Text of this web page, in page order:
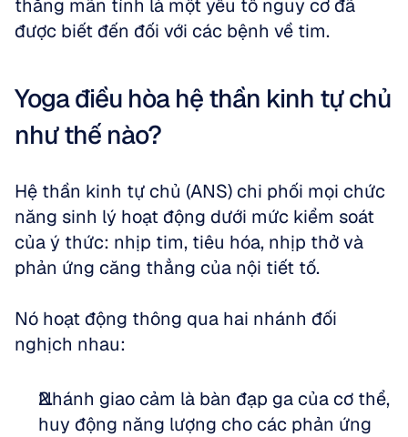
thẳng mãn tính là một yếu tố nguy cơ đã
được biết đến đối với các bệnh về tim.
Yoga điều hòa hệ thần kinh tự chủ
như thế nào?
Hệ thần kinh tự chủ (ANS) chi phối mọi chức
năng sinh lý hoạt động dưới mức kiểm soát
của ý thức: nhịp tim, tiêu hóa, nhịp thở và
phản ứng căng thẳng của nội tiết tố.
Nó hoạt động thông qua hai nhánh đối
nghịch nhau:
Nhánh giao cảm là bàn đạp ga của cơ thể,
huy động năng lượng cho các phản ứng